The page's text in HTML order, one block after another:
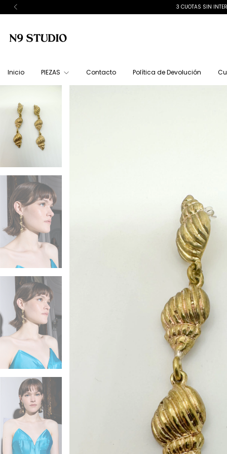
3 CUOTAS SIN
Inicio PIEZAS Contacto Política de Devolución